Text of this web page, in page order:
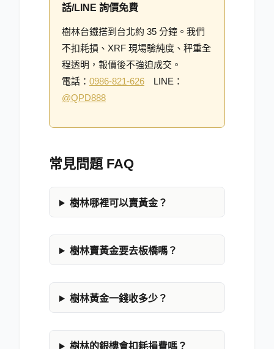
話/LINE 詢價免費
樹林台鐵搭到台北約 35 分鐘。我們
不扣耗損、XRF 現場驗純度、秤重全
程透明，報價後不強迫成交。
電話： 0986-821-626 LINE：
@QPD888
常見問題 FAQ
樹林哪裡可以賣黃金？
樹林賣黃金要去板橋嗎？
樹林黃金一錢收多少？
樹林的銀樓會扣耗損費嗎？